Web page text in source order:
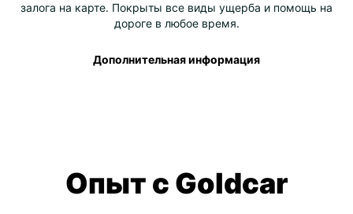
залога на карте. Покрыты все виды ущерба и помощь на
дороге в любое время.
Дополнительная информация
Опыт с Goldcar